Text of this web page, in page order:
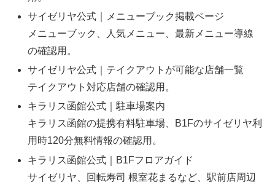
サイゼリヤ公式｜メニューブック掲載ページ
メニューブック、人気メニュー、最新メニュー導線
の確認用。
サイゼリヤ公式｜テイクアウトが可能な店舗一覧
テイクアウト対応店舗の確認用。
キラリス函館公式｜駐車場案内
キラリス函館の提携有料駐車場、B1Fのサイゼリヤ利
用時120分無料情報の確認用。
キラリス函館公式｜B1Fフロアガイド
サイゼリヤ、回転寿司 根室花まるなど、駅前店周辺